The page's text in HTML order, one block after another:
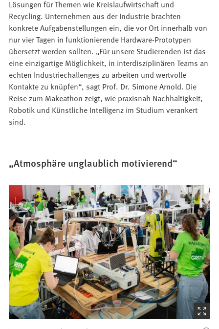
Lösungen für Themen wie Kreislaufwirtschaft und
Recycling. Unternehmen aus der Industrie brachten
konkrete Aufgabenstellungen ein, die vor Ort innerhalb von
nur vier Tagen in funktionierende Hardware-Prototypen
übersetzt werden sollten. „Für unsere Studierenden ist das
eine einzigartige Möglichkeit, in interdisziplinären Teams an
echten Industriechallenges zu arbeiten und wertvolle
Kontakte zu knüpfen“, sagt Prof. Dr. Simone Arnold. Die
Reise zum Makeathon zeigt, wie praxisnah Nachhaltigkeit,
Robotik und Künstliche Intelligenz im Studium verankert
sind.
„Atmosphäre unglaublich motivierend“
(Startet
den